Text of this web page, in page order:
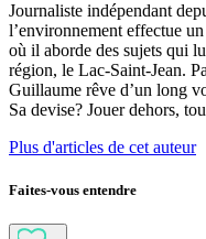
Journaliste indépendant
l’environnement effectue
où il aborde des sujets qui
région, le Lac-Saint-Jean.
Guillaume rêve d’un long
Sa devise? Jouer dehors,
Plus d'articles de cet auteur
Faites-vous entendre